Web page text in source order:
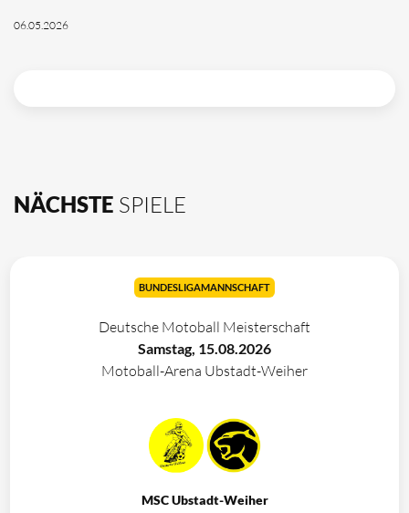
06.05.2026
NÄCHSTE SPIELE
BUNDESLIGAMANNSCHAFT
Deutsche Motoball Meisterschaft
Samstag, 15.08.2026
Motoball-Arena Ubstadt-Weiher
MSC Ubstadt-Weiher